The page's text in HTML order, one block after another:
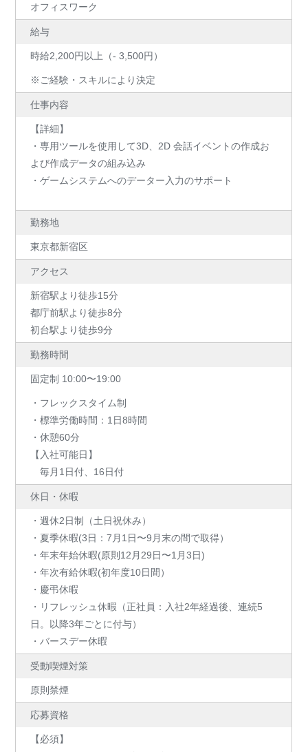
オフィスワーク
給与
時給2,200円以上（- 3,500円）
※ご経験・スキルにより決定
仕事内容
【詳細】
・専用ツールを使用して3D、2D 会話イベントの作成お
よび作成データの組み込み
・ゲームシステムへのデーター入力のサポート
勤務地
東京都新宿区
アクセス
新宿駅より徒歩15分
都庁前駅より徒歩8分
初台駅より徒歩9分
勤務時間
固定制 10:00〜19:00
・フレックスタイム制
・標準労働時間：1日8時間
・休憩60分
【入社可能日】
毎月1日付、16日付
休日・休暇
・週休2日制（土日祝休み）
・夏季休暇(3日：7月1日〜9月末の間で取得）
・年末年始休暇(原則12月29日〜1月3日)
・年次有給休暇(初年度10日間）
・慶弔休暇
・リフレッシュ休暇（正社員：入社2年経過後、連続5
日。以降3年ごとに付与）
・バースデー休暇
受動喫煙対策
原則禁煙
応募資格
【必須】